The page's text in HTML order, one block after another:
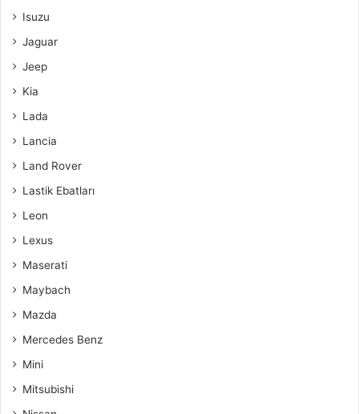
Isuzu
Jaguar
Jeep
Kia
Lada
Lancia
Land Rover
Lastik Ebatları
Leon
Lexus
Maserati
Maybach
Mazda
Mercedes Benz
Mini
Mitsubishi